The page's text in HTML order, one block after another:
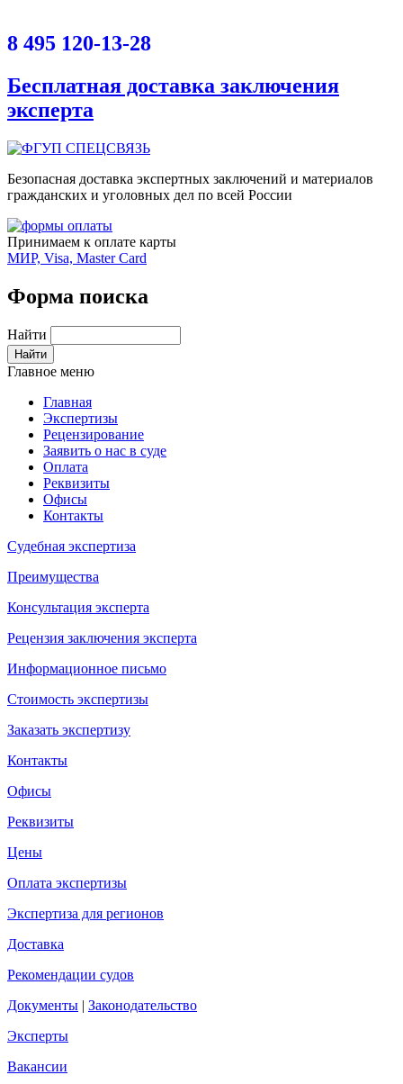
8 495 120-13-28
Бесплатная доставка заключения
эксперта
Безопасная доставка экспертных заключений и материалов
гражданских и уголовных дел по всей России
Принимаем к оплате карты
МИР, Visa, Master Card
Форма поиска
Найти
Главное меню
Главная
Экспертизы
Рецензирование
Заявить о нас в суде
Оплата
Реквизиты
Офисы
Контакты
Судебная экспертиза
Преимущества
Консультация эксперта
Рецензия заключения эксперта
Информационное письмо
Стоимость экспертизы
Заказать экспертизу
Контакты
Офисы
Реквизиты
Цены
Оплата экспертизы
Экспертиза для регионов
Доставка
Рекомендации судов
Документы
Законодательство
Эксперты
Вакансии